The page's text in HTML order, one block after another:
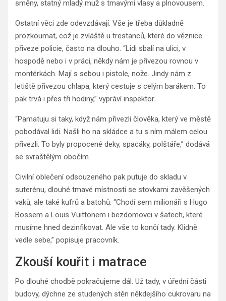
směny, statný mladý muž s tmavými vlasy a plnovousem.
Ostatní věci zde odevzdávají. Vše je třeba důkladně
prozkoumat, což je zvláště u trestanců, které do věznice
přiveze policie, často na dlouho. “Lidi sbalí na ulici, v
hospodě nebo i v práci, někdy nám je přivezou rovnou v
montérkách. Mají s sebou i pistole, nože. Jindy nám z
letiště přivezou chlapa, který cestuje s celým barákem. To
pak trvá i přes tři hodiny,” vypráví inspektor.
“Pamatuju si taky, když nám přivezli člověka, který ve městě
pobodával lidi. Našli ho na skládce a tu s ním málem celou
přivezli. To byly propocené deky, spacáky, polštáře,” dodává
se svraštělým obočím.
Civilní oblečení odsouzeného pak putuje do skladu v
suterénu, dlouhé tmavé místnosti se stovkami zavěšených
vaků, ale také kufrů a batohů. “Chodí sem milionáři s Hugo
Bossem a Louis Vuittonem i bezdomovci v šatech, které
musíme hned dezinfikovat. Ale vše to končí tady. Klidně
vedle sebe,” popisuje pracovník.
Zkouší kouřit i matrace
Po dlouhé chodbě pokračujeme dál. Už tady, v úřední části
budovy, dýchne ze studených stěn někdejšího cukrovaru na